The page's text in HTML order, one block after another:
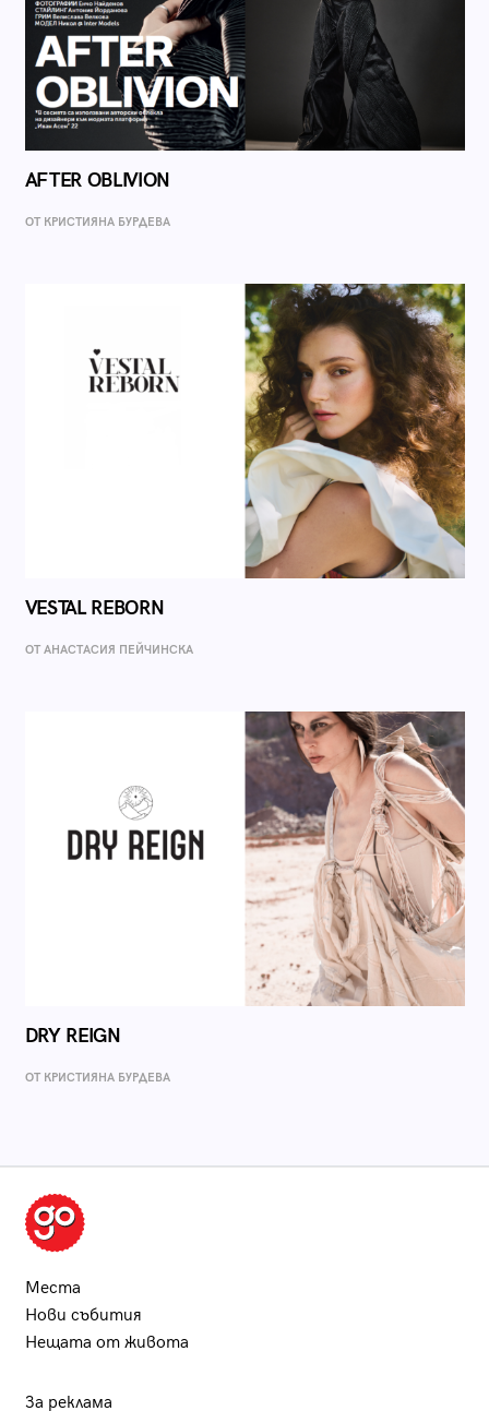
AFTER OBLIVION
ОТ КРИСТИЯНА БУРДЕВА
VESTAL REBORN
ОТ AНАСТАСИЯ ПЕЙЧИНСКА
DRY REIGN
ОТ КРИСТИЯНА БУРДЕВА
Места
Нови събития
Нещата от живота
За реклама